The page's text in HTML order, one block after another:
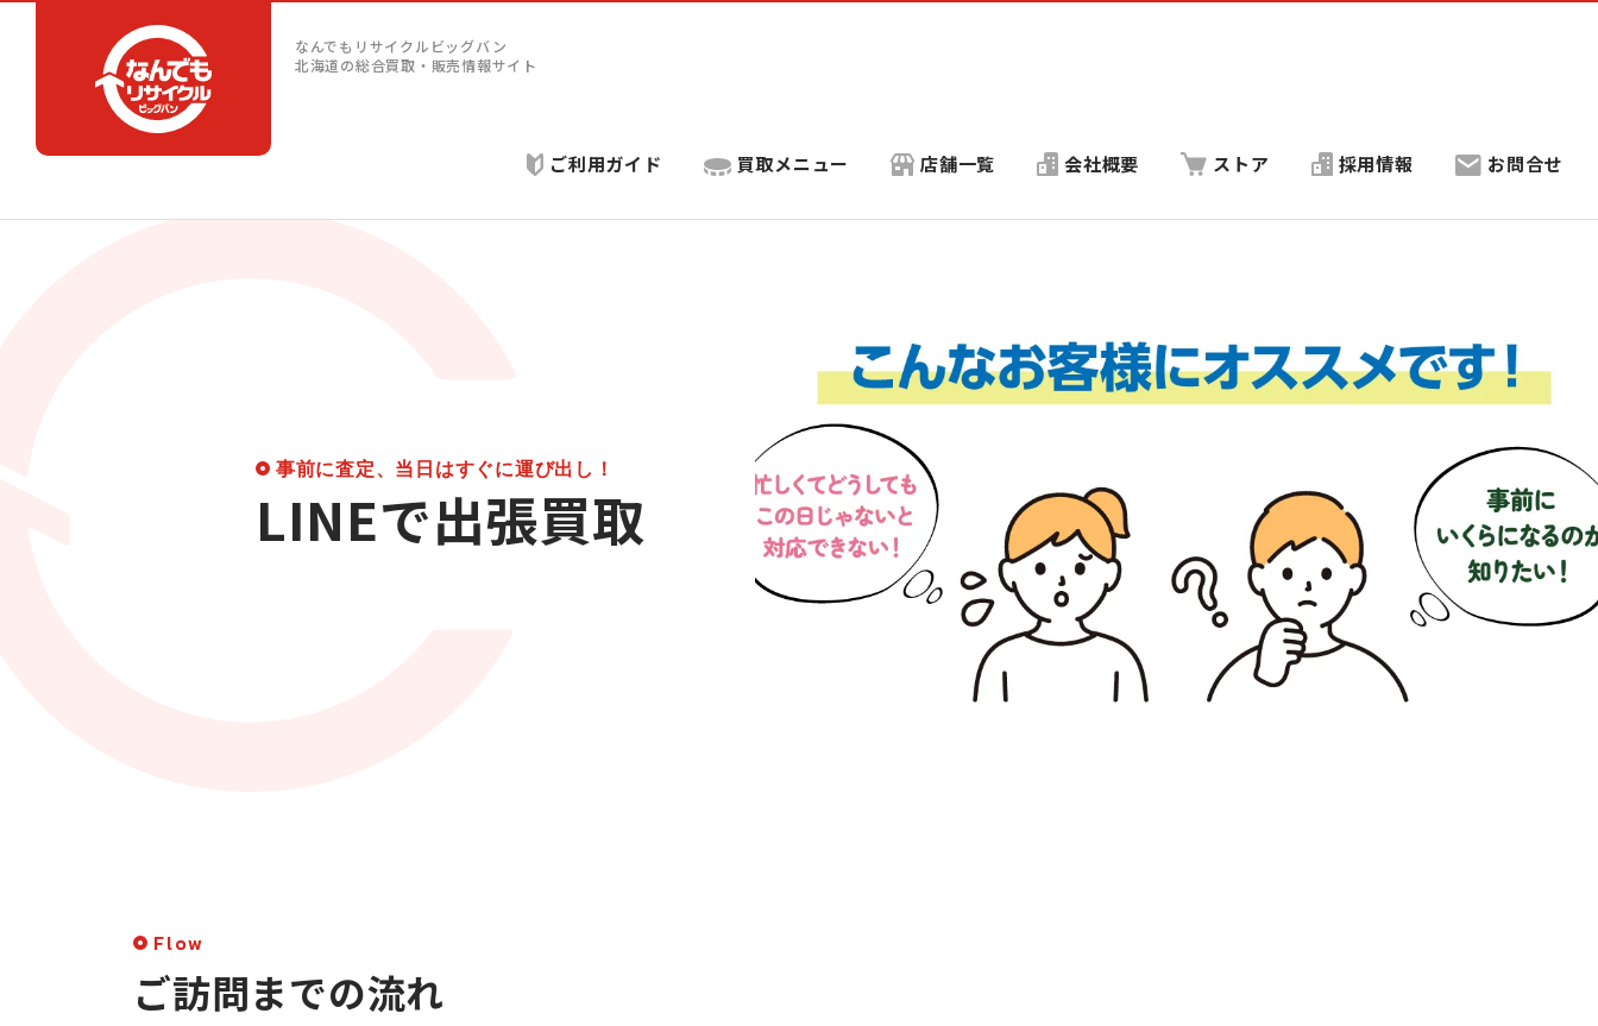
なんでもリサイクルビッグバン
北海道の総合買取・販売情報サイト
ご利用ガイド 買取メニュー 店舗一覧 会社概要 ストア 採用情報 お問合せ
事前に査定、当日はすぐに運び出し！
LINEで出張買取
Flow
ご訪問までの流れ